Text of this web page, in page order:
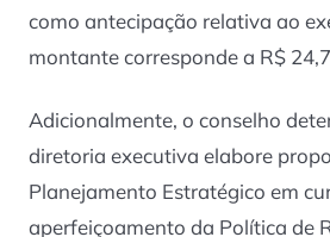
como antecipação relativa ao
montante corresponde a R$
Adicionalmente, o conselho
diretoria executiva elabore
Planejamento Estratégico em
aperfeiçoamento da Política de